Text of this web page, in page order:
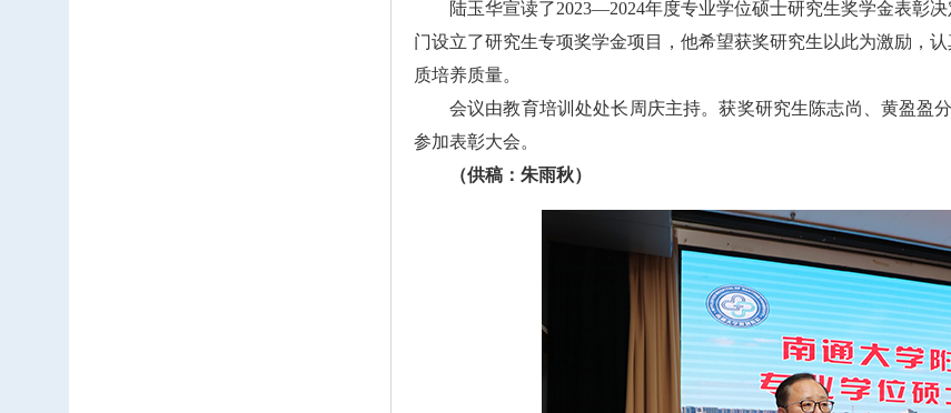
陆玉华宣读了2023—2024年度专业学位硕士研究生奖学金表彰决
门设立了研究生专项奖学金项目，他希望获奖研究生以此为激励，
质培养质量。
会议由教育培训处处长周庆主持。获奖研究生陈志尚、黄盈盈分
参加表彰大会。
（供稿：朱雨秋）